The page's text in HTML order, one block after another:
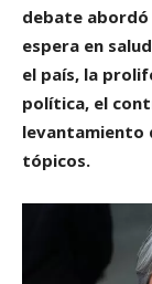
debate
espera en
el país, la
política, el
levantamiento
tópicos.